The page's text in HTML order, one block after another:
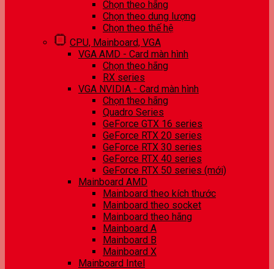
Chọn theo hãng
Chọn theo dung lượng
Chọn theo thế hệ
CPU, Mainboard, VGA
VGA AMD - Card màn hình
Chọn theo hãng
RX series
VGA NVIDIA - Card màn hình
Chọn theo hãng
Quadro Series
GeForce GTX 16 series
GeForce RTX 20 series
GeForce RTX 30 series
GeForce RTX 40 series
GeForce RTX 50 series (mới)
Mainboard AMD
Mainboard theo kích thước
Mainboard theo socket
Mainboard theo hãng
Mainboard A
Mainboard B
Mainboard X
Mainboard Intel